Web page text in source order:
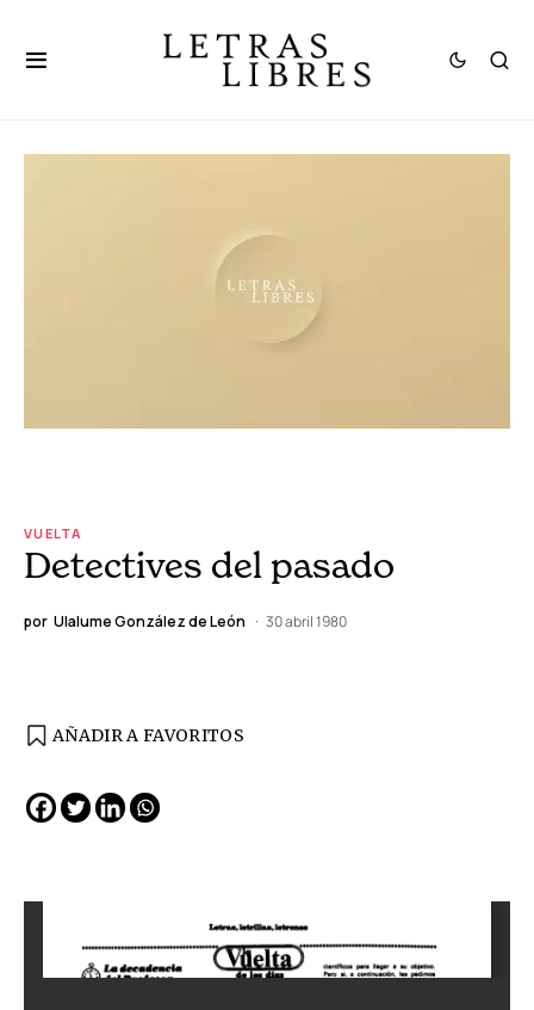
VUELTA
Detectives del pasado
por Ulalume González de León 30 abril 1980
AÑADIR A FAVORITOS